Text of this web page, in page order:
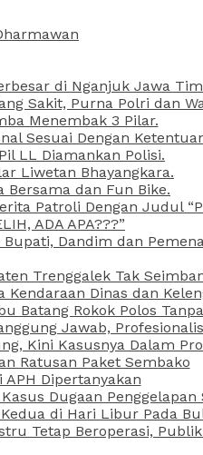
di Nganjuk Jawa
Sakit, Purna Polri dan
Menembak 3 Pilar.
Sesuai Dengan
LL Diamankan Polisi.
Liwetan Bhayangkara.
Bersama dan Fun Bike.
Patroli Dengan Judul
ADA APA???”
Dandim dan
Trenggalek Tak
Kendaraan Dinas dan
Batang Rokok Polos
Jawab,
Kini Kasusnya Dalam
Ratusan Paket Sembako
Dipertanyakan
Dugaan Penggelapan
di Hari Libur Pada
Tetap Beroperasi,